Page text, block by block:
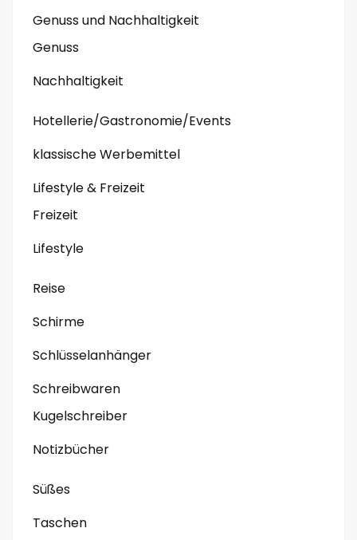
Genuss und Nachhaltigkeit
Genuss
Nachhaltigkeit
Hotellerie/Gastronomie/Events
klassische Werbemittel
Lifestyle & Freizeit
Freizeit
Lifestyle
Reise
Schirme
Schlüsselanhänger
Schreibwaren
Kugelschreiber
Notizbücher
Süßes
Taschen